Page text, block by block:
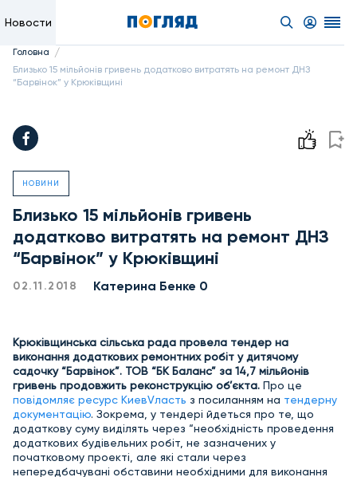
Новости
Головна /
Близько 15 мільйонів гривень додатково витратять на ремонт ДНЗ
“Барвінок” у Крюківщині
НОВИНИ
Близько 15 мільйонів гривень
додатково витратять на ремонт ДНЗ
“Барвінок” у Крюківщині
02.11.2018 Катерина Бенке 0
Крюківщинська сільська рада провела тендер на
виконання додаткових ремонтних робіт у дитячому
садочку “Барвінок”. ТОВ “БК Баланс” за 14,7 мільйонів
гривень продовжить реконструкцію об’єкта. Про це
повідомляє ресурс КиевVласть з посиланням на тендерну
документацію. Зокрема, у тендері йдеться про те, що
додаткову суму виділять через “необхідність проведення
додаткових будівельних робіт, не зазначених у
початковому проекті, але які стали через
непередбачувані обставини необхідними для виконання